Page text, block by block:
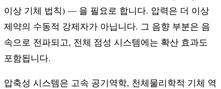
\rho
R T
이상 기체 법칙) — 을 필요로 합니다. 압력은 더 이상
제약의 수동적 강제자가 아닙니다. 그 음향 부분은 음
속으로 전파되고, 전체 점성 시스템에는 확산 효과도
포함됩니다.
압축성 시스템은 고속 공기역학, 천체물리학적 기체 역